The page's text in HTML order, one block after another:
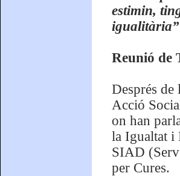
estimin,
igualitària”
Reunió de
Després de
Acció
on han
la Igualtat i
SIAD
per Cures.